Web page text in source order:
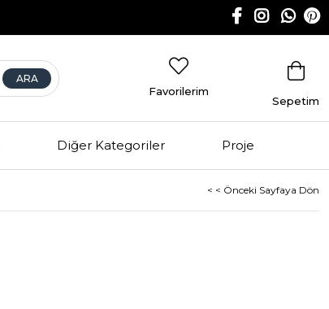
Sepetim
Favorilerim
Diğer Kategoriler Proje
< < Önceki Sayfaya Dön